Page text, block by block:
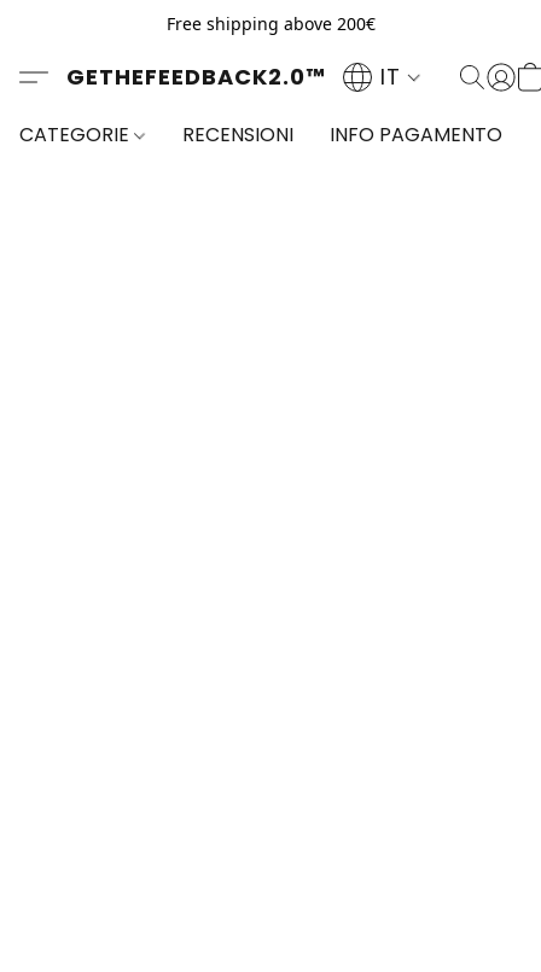
Free shipping above 200€
GETHEFEEDBACK2.0™ IT
CATEGORIE RECENSIONI INFO PAGAMENTO